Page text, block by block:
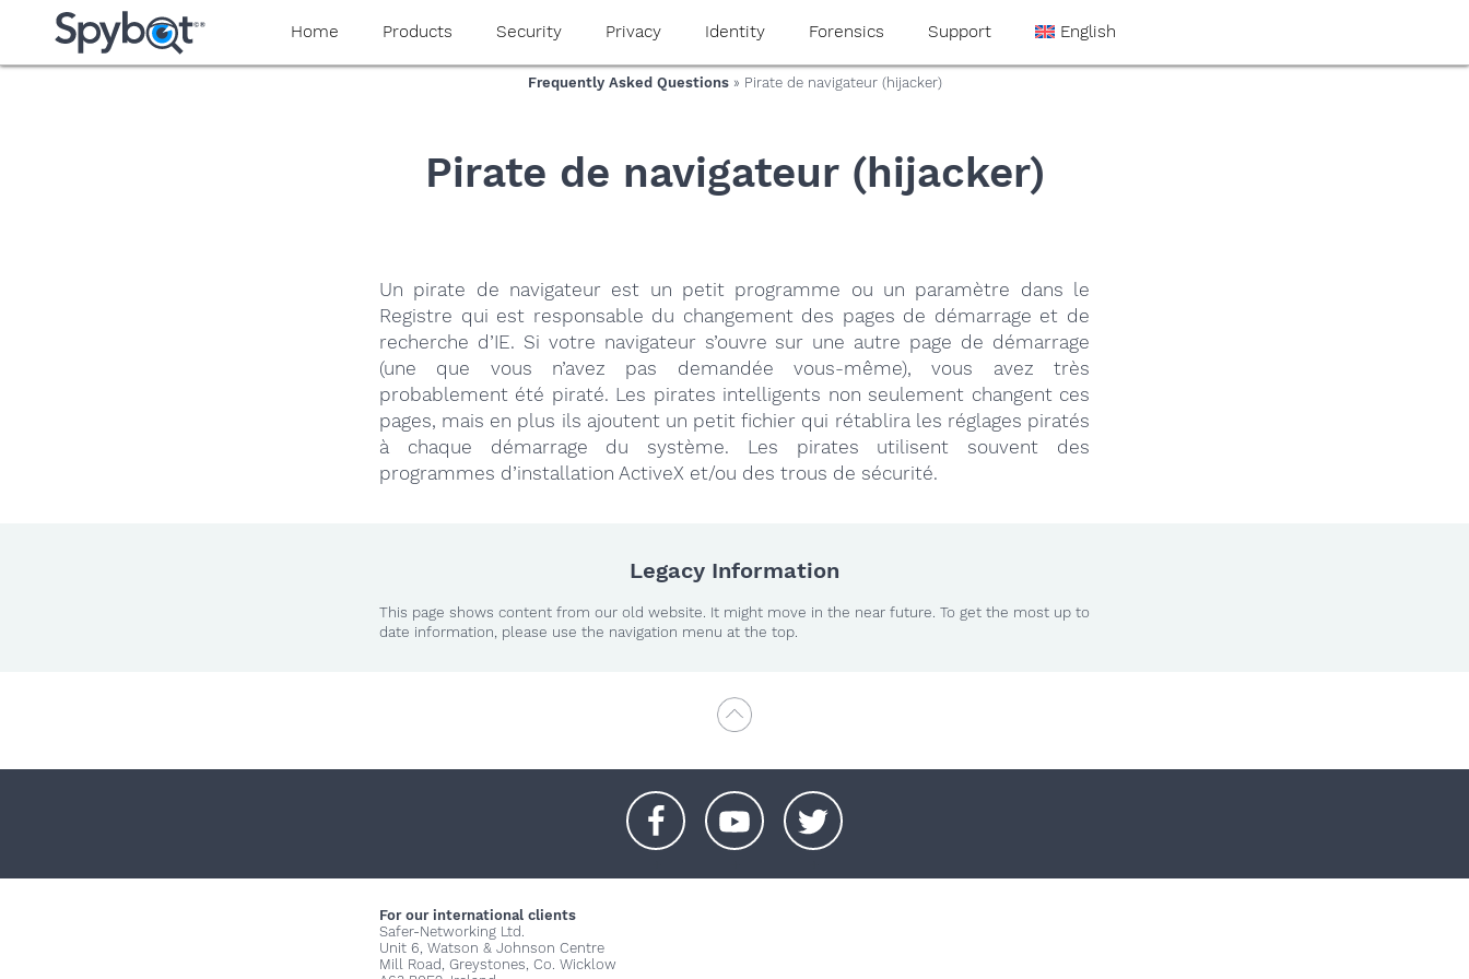
yaaaeag20
Home Products Security Privacy Identity Forensics Support English
Frequently Asked Questions» Pirate de navigateur (hijacker)
Pirate de navigateur (hijacker)
Un pirate de navigateur est un petit programme ou un paramètre dans le
Registre qui est responsable du changement des pages de démarrage et de
recherche d’IE. Si votre navigateur s’ouvre sur une autre page de démarrage
(une que vous n’avez pas demandée vous-même), vous avez très
probablement été piraté. Les pirates intelligents non seulement changent ces
pages, mais en plus ils ajoutent un petit fichier qui rétablira les réglages piratés
à chaque démarrage du système. Les pirates utilisent souvent des
programmes d’installation ActiveX et/ou des trous de sécurité.
Legacy Information
This page shows content from our old website. It might move in the near future. To get the most up to
date information, please use the navigation menu at the top.
For our international clients
Safer-Networking Ltd.
Unit 6, Watson & Johnson Centre
Mill Road, Greystones, Co. Wicklow